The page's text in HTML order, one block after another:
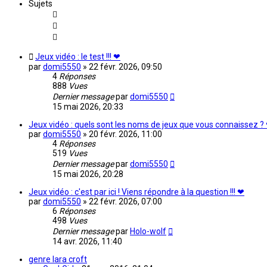
Sujets
Jeux vidéo : le test !!! ❤
pardomi5550 » 22 févr. 2026, 09:50
4 Réponses
888 Vues
Dernier messagepardomi5550
15 mai 2026, 20:33
Jeux vidéo : quels sont les noms de jeux que vous connaissez
pardomi5550 » 20 févr. 2026, 11:00
4 Réponses
519 Vues
Dernier messagepardomi5550
15 mai 2026, 20:28
Jeux vidéo : c'est par ici ! Viens répondre à la question !!! ❤
pardomi5550 » 22 févr. 2026, 07:00
6 Réponses
498 Vues
Dernier messagepar Holo-wolf
14 avr. 2026, 11:40
genre lara croft